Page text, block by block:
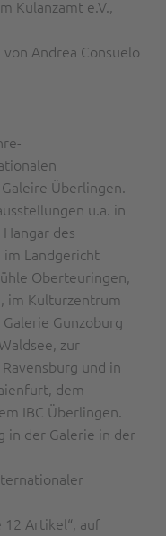
Kulanzamt e.V.,
Andrea Consuelo
Überlingen.
u.a. in
des
im Landgericht
Oberteuringen,
im Kulturzentrum
Gunzoburg
zur
und in
dem
IBC Überlingen.
in der Galerie in der
12 Artikel“, auf